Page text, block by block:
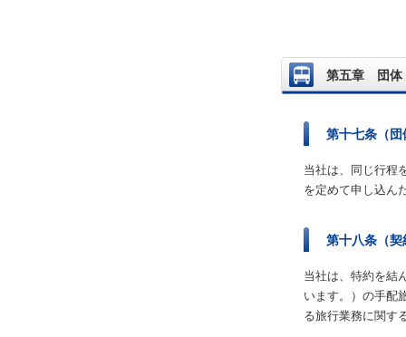
第五章 団体
第十七条（
当社は、同じ行程
を定めて申し込ん
第十八条（契
当社は、特約を結
います。）の手配
る旅行業務に関す